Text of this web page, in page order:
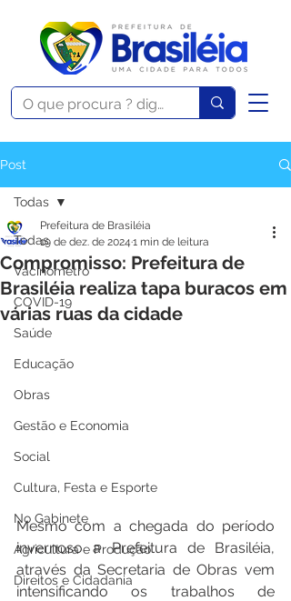
Post
Todas
Vacinômetro
COVID-19
Saúde
Educação
Obras
Gestão e Economia
Social
Cultura, Festa e Esporte
No Gabinete
Agricultura e Produção
Direitos e Cidadania
Todas
Compromisso: Prefeitura de
Brasiléia realiza tapa buracos em
várias ruas da cidade
Prefeitura de Brasiléia
19 de dez. de 2024 1 min de leitura
Mesmo com a chegada do período
invernoso a Prefeitura de Brasiléia,
através da Secretaria de Obras vem
intensificando os trabalhos de